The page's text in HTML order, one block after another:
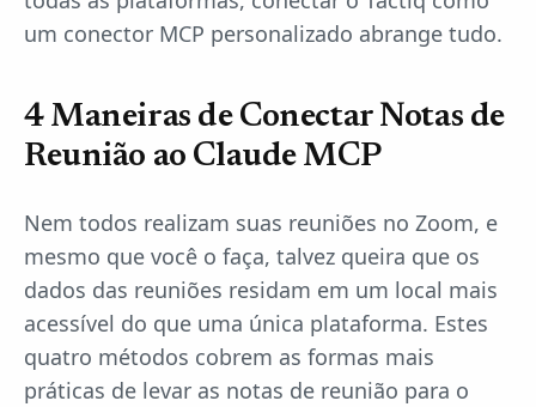
um conector MCP personalizado abrange tudo.
4 Maneiras de Conectar Notas de
Reunião ao Claude MCP
Nem todos realizam suas reuniões no Zoom, e
mesmo que você o faça, talvez queira que os
dados das reuniões residam em um local mais
acessível do que uma única plataforma. Estes
quatro métodos cobrem as formas mais
práticas de levar as notas de reunião para o